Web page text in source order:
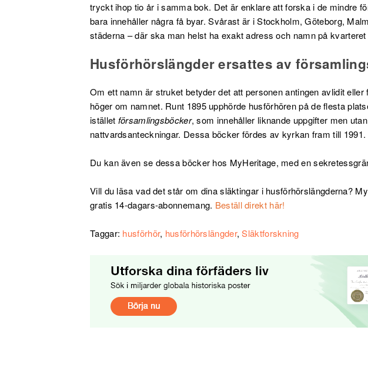
tryckt ihop tio år i samma bok. Det är enklare att forska i de mindre
bara innehåller några få byar. Svårast är i Stockholm, Göteborg,
städerna – där ska man helst ha exakt adress och namn på
Husförhörslängder ersattes av
Om ett namn är struket betyder det att personen antingen avlidit
höger om namnet. Runt 1895 upphörde husförhören på de flesta
istället församlingsböcker, som innehåller liknande uppgifter men
nattvardsanteckningar. Dessa böcker fördes av kyrkan fram till 1991.
Du kan även se dessa böcker hos MyHeritage, med en
Vill du läsa vad det står om dina släktingar i husförhörslängderna?
gratis 14-dagars-abonnemang. Beställ direkt här!
Taggar: husförhör, husförhörslängder,Släktforskning